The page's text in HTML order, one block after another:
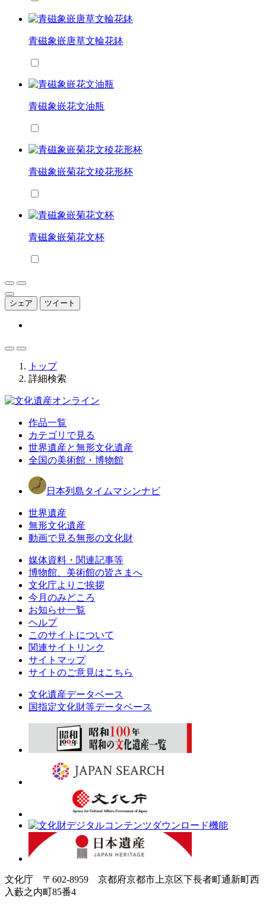
青磁象嵌唐草文輪花鉢
青磁象嵌花文油瓶
青磁象嵌菊花文稜花形杯
青磁象嵌菊花文杯
シェア ツイート
トップ
詳細検索
作品一覧
カテゴリで見る
世界遺産と無形文化遺産
全国の美術館・博物館
日本列島タイムマシンナビ
世界遺産
無形文化遺産
動画で見る無形の文化財
媒体資料・関連記事等
博物館、美術館の皆さまへ
文化庁よりご挨拶
今月のみどころ
お知らせ一覧
ヘルプ
このサイトについて
関連サイトリンク
サイトマップ
サイトのご意見はこちら
文化遺産データベース
国指定文化財等データベース
文化庁 〒602-8959 京都府京都市上京区下長者町通新町西
入藪之内町85番4